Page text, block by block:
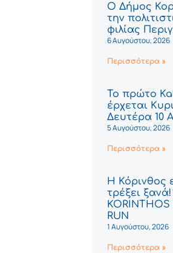
Ο Δήμος
την
φιλίας
6 Αυγούστου, 2026
Περισσότερα »
Το πρώτο
έρχεται
Δευτέρα 10
5 Αυγούστου, 2026
Περισσότερα »
Η Κόρινθος
τρέξει
KORINTHOS
RUN
1 Αυγούστου, 2026
Περισσότερα »